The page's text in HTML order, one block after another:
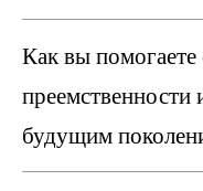
Как вы
преемственности
будущим